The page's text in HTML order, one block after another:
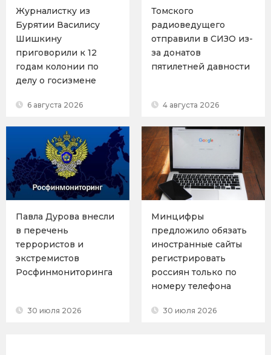
Журналистку из
Бурятии Василису
Шишкину
приговорили к 12
годам колонии по
делу о госизмене
6 августа 2026
Томского
радиоведущего
отправили в СИЗО из-
за донатов
пятилетней давности
4 августа 2026
Павла Дурова внесли
в перечень
террористов и
экстремистов
Росфинмониторинга
30 июля 2026
Минцифры
предложило обязать
иностранные сайты
регистрировать
россиян только по
номеру телефона
30 июля 2026